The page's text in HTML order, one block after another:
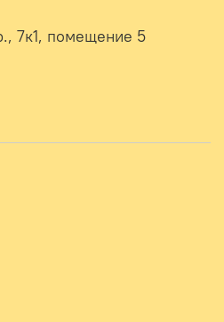
7к1, помещение 5